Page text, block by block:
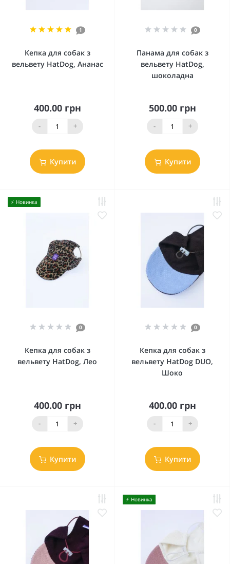
1
Кепка для собак з
вельвету HatDog, Ананас
400.00 грн
- +
Купити
0
Панама для собак з
вельвету HatDog,
шоколадна
500.00 грн
- +
Купити
⚡️ Новинка
0
Кепка для собак з
вельвету HatDog, Лео
400.00 грн
- +
Купити
0
Кепка для собак з
вельвету HatDog DUO,
Шоко
400.00 грн
- +
Купити
⚡️ Новинка